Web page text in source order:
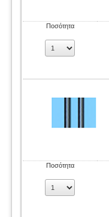
Ποσότητα
Ποσότητα